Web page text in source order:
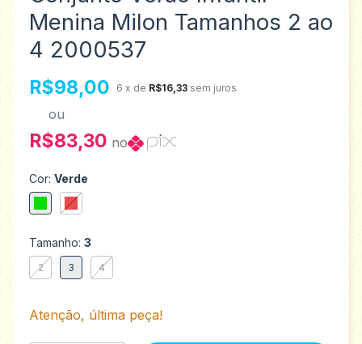
Menina Milon Tamanhos 2 ao
4 2000537
R$98,00 6 x de R$16,33 sem juros
ou
R$83,30 no
Cor: Verde
Tamanho: 3
2 3 4
Atenção, última peça!